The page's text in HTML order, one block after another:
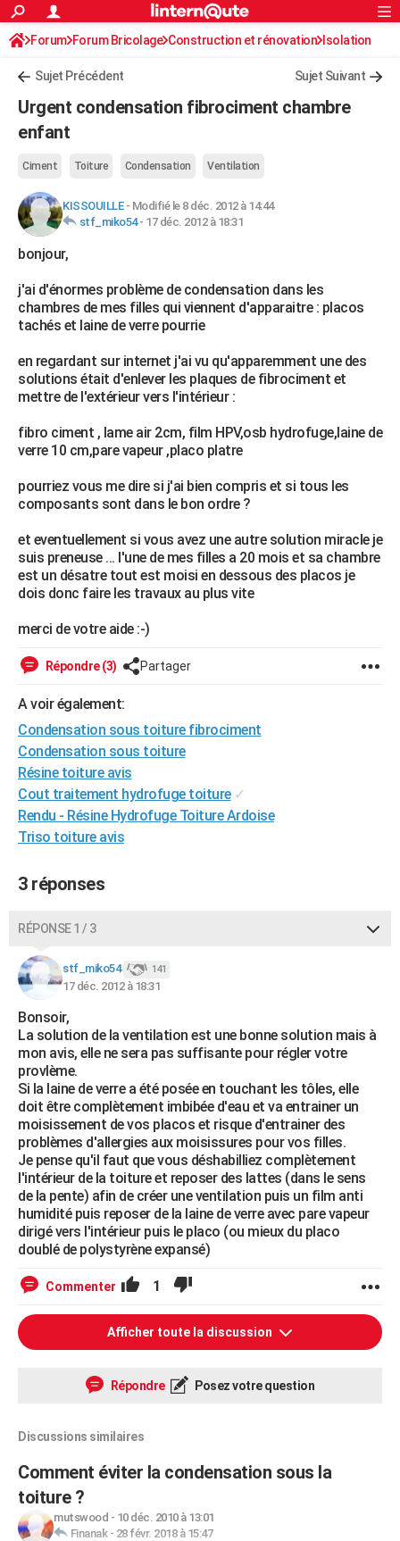
ACTUALITÉS
Politique
Société
Faits Divers
Education
Monde
Villes
+
Programme TV
Streaming
Cinéma
Sorties cinéma
Musique
FINANCE
Retraite
Impôts
Epargne
Immobilier
Risques naturels par ville
Banque
Assurance
Crédit
AUTO
Essais
Réserver un essai
Citadines
Berlines
SUV
Forum auto
HIGH-TECH
Mobiles
Meilleur smartphone
Internet
Ordinateurs
Jeux vidéo
Guide high-tech
BRICOLAGE
Guides de France
Escapades
Patrimoine
Expositions
Musées
Week-end nature
+LIFESTYLE
Alimentation
Guide de la santé
Maladies
Médicaments
Sommeil
VOYAGE
GUIDES D'ACHAT
BONS PLANS
Carte de Noël
Carte Bonne année
Carte Saint-Valentin
Carte Pâques
Carte d'anniversaire
DICTIONNAIRE
Dictionnaire
Biographies
Citations
Expressions
Proverbes
PROGRAMME TV
COPAINS D'AVANT
S'inscrire
Se connecter
Lycées
Collèges
Primaires
Universités
Entreprises
Service militaire
Avis de recherche
AVIS DE DÉCÈS
FORUM
Bricolage
Lifestyle
Culture
SportAuto
Television
Voyage
Cinema
Rechercher
S'inscrire
Connexion
Forum Forum Bricolage Construction et rénovation Isolation
Sujet Précédent Sujet Suivant
Urgent condensation fibrociment chambre
enfant
Ciment Toiture Condensation Ventilation
KISSOUILLE- Modifié le 8 déc. 2012 à 14:44
stf_miko54- 17 déc. 2012 à 18:31
bonjour,
j'ai d'énormes problème de condensation dans les
chambres de mes filles qui viennent d'apparaitre : placos
tachés et laine de verre pourrie
en regardant sur internet j'ai vu qu'apparemment une des
solutions était d'enlever les plaques de fibrociment et
mettre de l'extérieur vers l'intérieur :
fibro ciment , lame air 2cm, film HPV,osb hydrofuge,laine de
verre 10 cm,pare vapeur ,placo platre
pourriez vous me dire si j'ai bien compris et si tous les
composants sont dans le bon ordre ?
et eventuellement si vous avez une autre solution miracle je
suis preneuse ... l'une de mes filles a 20 mois et sa chambre
est un désatre tout est moisi en dessous des placos je
dois donc faire les travaux au plus vite
merci de votre aide :-)
Répondre (3) Partager
A voir également:
Condensation sous toiture fibrociment
Condensation sous toiture
Résine toiture avis
Cout traitement hydrofuge toiture ✓
Rendu - Résine Hydrofuge Toiture Ardoise
Triso toiture avis
3 réponses
RÉPONSE 1 / 3
stf_miko54 141
17 déc. 2012 à 18:31
Bonsoir,
La solution de la ventilation est une bonne solution mais à
mon avis, elle ne sera pas suffisante pour régler votre
provlème.
Si la laine de verre a été posée en touchant les tôles, elle
doit être complètement imbibée d'eau et va entrainer un
moisissement de vos placos et risque d'entrainer des
problèmes d'allergies aux moisissures pour vos filles.
Je pense qu'il faut que vous déshabilliez complètement
l'intérieur de la toiture et reposer des lattes (dans le sens
de la pente) afin de créer une ventilation puis un film anti
humidité puis reposer de la laine de verre avec pare vapeur
dirigé vers l'intérieur puis le placo (ou mieux du placo
doublé de polystyrène expansé)
Commenter 1
Afficher toute la discussion
Répondre Posez votre question
Discussions similaires
Comment éviter la condensation sous la
toiture ?
mutswood - 10 déc. 2010 à 13:01
Finanak- 28 févr. 2018 à 15:47